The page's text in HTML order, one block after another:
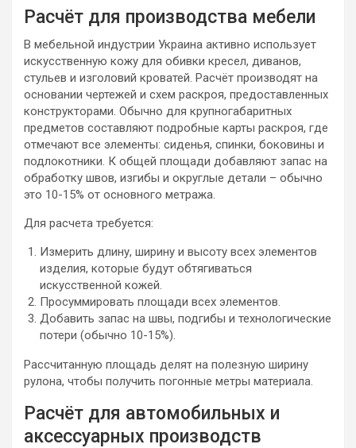
Расчёт для производства мебели
В мебельной индустрии Украина активно использует
искусственную кожу для обивки кресел, диванов,
стульев и изголовий кроватей. Расчёт производят на
основании чертежей и схем раскроя, предоставленных
конструкторами. Обычно для крупногабаритных
предметов составляют подробные карты раскроя, где
отмечают все элементы: сиденья, спинки, боковины и
подлокотники. К общей площади добавляют запас на
обработку швов, изгибы и округлые детали – обычно
это 10-15% от основного метража.
Для расчета требуется:
Измерить длину, ширину и высоту всех элементов
изделия, которые будут обтягиваться
искусственной кожей.
Просуммировать площади всех элементов.
Добавить запас на швы, подгибы и технологические
потери (обычно 10-15%).
Рассчитанную площадь делят на полезную ширину
рулона, чтобы получить погонные метры материала.
Расчёт для автомобильных и
аксессуарных производств